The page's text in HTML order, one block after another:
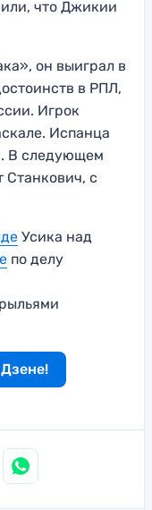
что Джикии
он выиграл в
в РПЛ,
Игрок
Испанца
В следующем
Станкович, с
Усика над
по делу